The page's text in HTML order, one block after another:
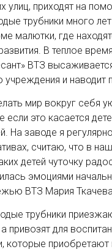
улиц, приходят на
трубники много
малютки, где
В теплое
ВТЗ
учреждения и наводит
мир вокруг себя
это касается
На заводе я
считаю, что в
детей чуточку
эмоциями
ВТЗ Мария
трубники
привозят для
которые приобретают